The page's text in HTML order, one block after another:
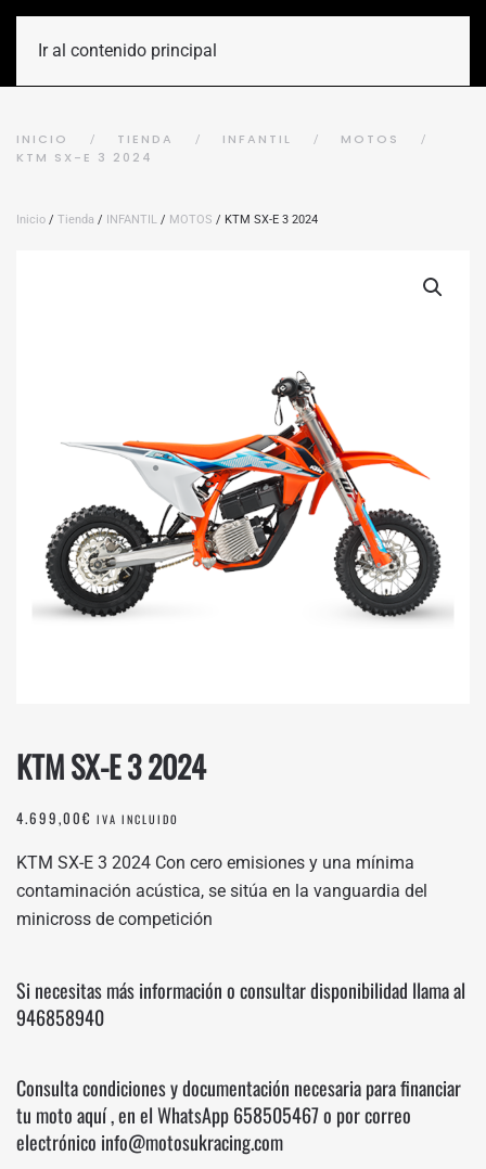
Ir al contenido principal
INICIO TIENDA INFANTIL
MOTOS
KTM SX-E 3 2024
Inicio / Tienda / INFANTIL / MOTOS / KTM SX-E 3 2024
KTM SX-E 3 2024
4.699,00€ IVA INCLUIDO
KTM SX-E 3 2024 Con cero emisiones y una mínima
contaminación acústica, se sitúa en la vanguardia del
minicross de competición
Si necesitas más información o consultar disponibilidad llama al
946858940
Consulta condiciones y documentación necesaria para financiar
tu motoaquí, en el WhatsApp658505467o por correo
electrónico info@motosukracing.com